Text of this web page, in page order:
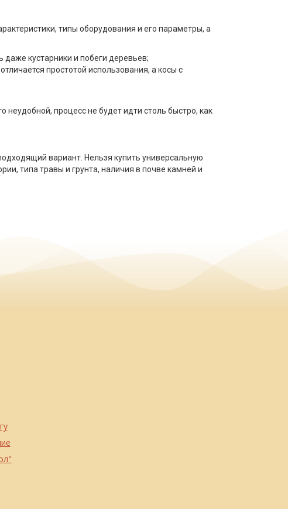
типы оборудования и его параметры, а
кустарники и побеги деревьев;
простотой использования, а косы с
неудобной, процесс не будет идти столь быстро, как
вариант. Нельзя купить универсальную
типа травы и грунта, наличия в почве камней и